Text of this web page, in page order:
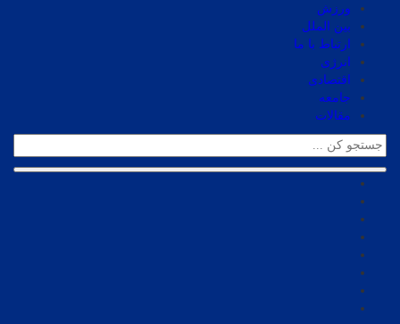
ورزش
بین الملل
ارتباط با ما
انرژی
اقتصادی
جامعه
مقالات